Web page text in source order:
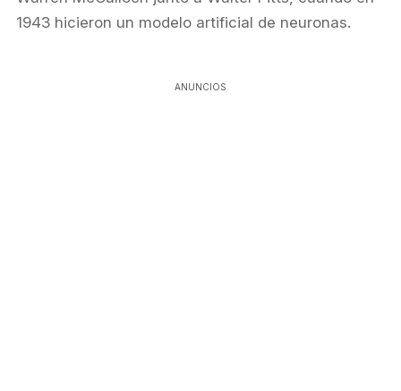
1943 hicieron un modelo artificial de neuronas.
ANUNCIOS